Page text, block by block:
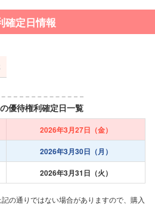
確定日情報
優待権利確定日一覧
2026年3月27日（金）
2026年3月30日（月）
2026年3月31日（火）
の通りではない場合がありますので、購入